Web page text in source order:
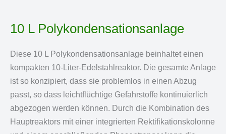
10 L Polykondensationsanlage
Diese 10 L Polykondensationsanlage beinhaltet einen
kompakten 10-Liter-Edelstahlreaktor. Die gesamte Anlage
ist so konzipiert, dass sie problemlos in einen Abzug
passt, so dass leichtflüchtige Gefahrstoffe kontinuierlich
abgezogen werden können. Durch die Kombination des
Hauptreaktors mit einer integrierten Rektifikationskolonne